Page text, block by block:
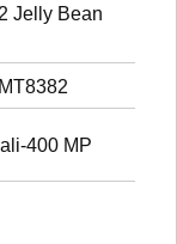
Jelly Bean
400 MP